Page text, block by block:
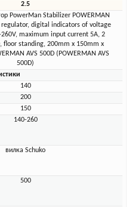
2.5
PowerMan Stabilizer POWERMAN
regulator, digital indicators of voltage
260V, maximum input current 5A, 2
floor standing, 200mm x 150mm x
AVS 500D (POWERMAN AVS
500D)
140
200
150
140-260
вилка Schuko
500